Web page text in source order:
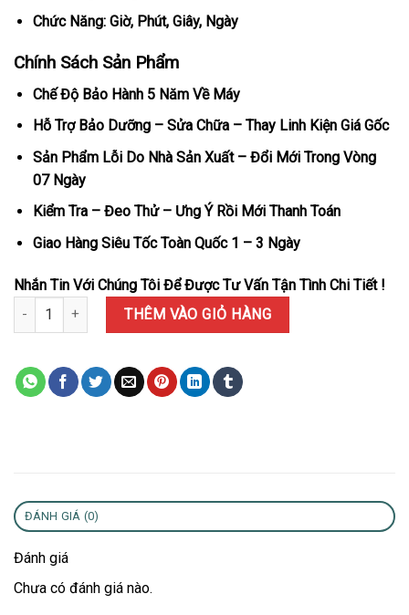
Chức Năng: Giờ, Phút, Giây, Ngày
Chính Sách Sản Phẩm
Chế Độ Bảo Hành 5 Năm Về Máy
Hỗ Trợ Bảo Dưỡng – Sửa Chữa – Thay Linh Kiện Giá Gốc
Sản Phẩm Lỗi Do Nhà Sản Xuất – Đổi Mới Trong Vòng
07 Ngày
Kiểm Tra – Đeo Thử – Ưng Ý Rồi Mới Thanh Toán
Giao Hàng Siêu Tốc Toàn Quốc 1 – 3 Ngày
Nhắn Tin Với Chúng Tôi Để Được Tư Vấn Tận Tình Chi Tiết !
Đồng Hồ Nữ Hublot Classic Fusion Titanium Màu Xám Dây Da
THÊM VÀO GIỎ HÀNG
ĐÁNH GIÁ (0)
Đánh giá
Chưa có đánh giá nào.